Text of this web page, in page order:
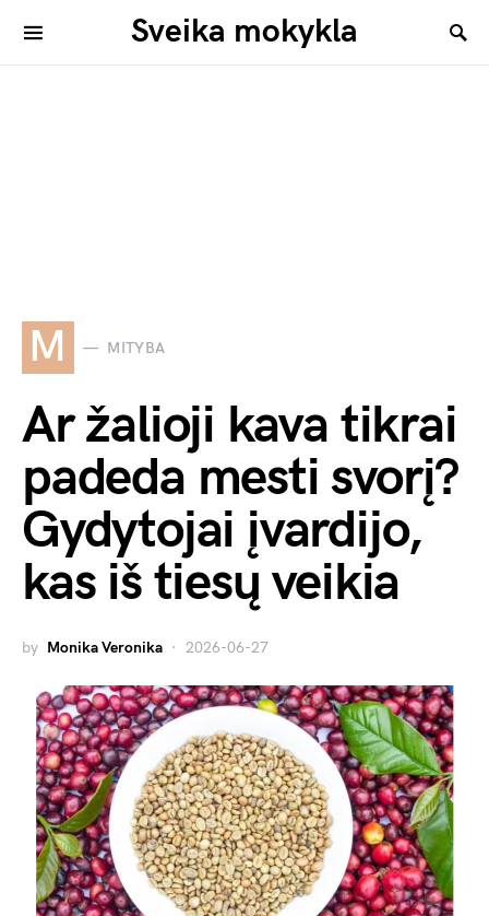
Sveika mokykla
M MITYBA
Ar žalioji kava tikrai
padeda mesti svorį?
Gydytojai įvardijo,
kas iš tiesų veikia
by Monika Veronika 2026-06-27